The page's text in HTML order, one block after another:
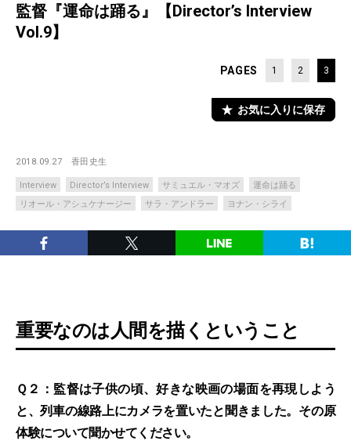
監督『運命は踊る』【Director’s Interview
Vol.9】
PAGES 1 2 3
お気に入りに保存
2018.09.27 香田史生
Interview Director’s Interview サミュエル・マオズ
運命は踊る
リオール・アシュケナージー
サラ・アンドラー ヨナン・シライ
重要なのは人間を描くということ
Ｑ２：監督は子供の頃、好きな映画の場面を再現しよう
と、列車の線路上にカメラを置いたと聞きました。その原
体験について聞かせてください。